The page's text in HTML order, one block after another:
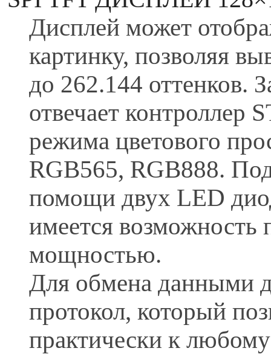
Дисплей может
картинку, позволяя
до 262.144 оттенков.
отвечает контроллер
режима цветового
RGB565, RGB888.
помощи двух LED
имеется возможность
мощностью.
Для обмена данными
протокол, который
практически к